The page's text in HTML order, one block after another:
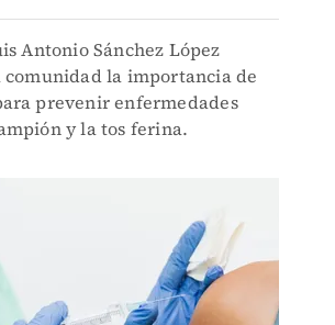
Antonio Sánchez López
comunidad la importancia de
prevenir enfermedades
y la tos ferina.